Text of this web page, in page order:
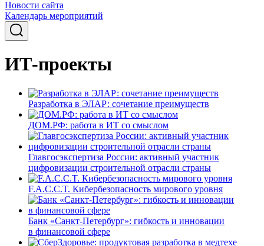
Новости сайта
Календарь мероприятий
ИТ-проекты
Разработка в ЭЛАР: сочетание преимуществ
ДОМ.РФ: работа в ИТ со смыслом
Главгосэкспертиза России: активный участник
цифровизации строительной отрасли страны
F.A.C.C.T. Кибербезопасность мирового уровня
Банк «Санкт-Петербург»: гибкость и инновации
в финансовой сфере